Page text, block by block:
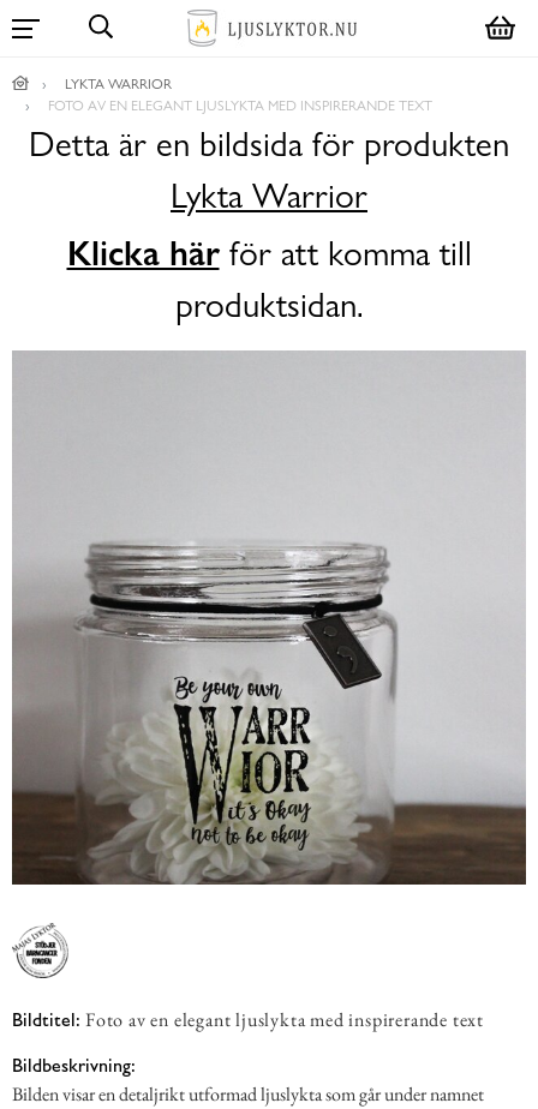
LYKTA WARRIOR
FOTO AV EN ELEGANT LJUSLYKTA MED INSPIRERANDE TEXT
Detta är en bildsida för produkten
Lykta Warrior
Klicka härför att komma till
produktsidan.
Bildtitel: Foto av en elegant ljuslykta med inspirerande text
Bildbeskrivning:
Bilden visar en detaljrikt utformad ljuslykta som går under namnet